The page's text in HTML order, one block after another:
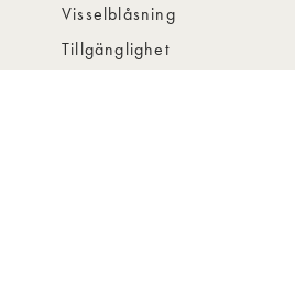
Visselblåsning
Tillgänglighet